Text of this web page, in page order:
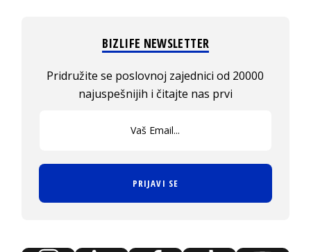
BIZLIFE NEWSLETTER
Pridružite se poslovnoj zajednici od 20000
najuspešnijih i čitajte nas prvi
PRIJAVI SE